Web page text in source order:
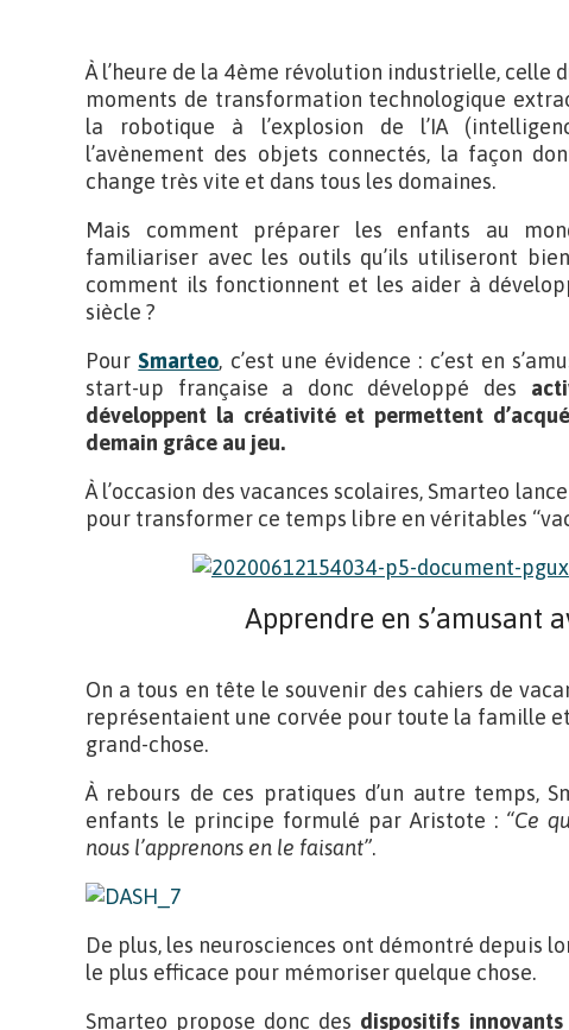
À l’heure de la 4ème révolution industrielle, celle
moments de transformation technologique
la robotique à l’explosion de l’IA
l’avènement des objets connectés, la façon
change très vite et dans tous les domaines.
Mais comment préparer les enfants au
familiariser avec les outils qu’ils utiliseront
comment ils fonctionnent et les aider à
siècle ?
PourSmarteo, c’est une évidence : c’est en
start-up française a donc développé des
développent la créativité et permettent
demain grâce au jeu.
À l’occasion des vacances scolaires, Smarteo
pour transformer ce temps libre en véritables
Apprendre en s’amusant
On a tous en tête le souvenir des cahiers de
représentaient une corvée pour toute la famille
grand-chose.
À rebours de ces pratiques d’un autre temps,
enfants le principe formulé par Aristote : “Ce
nous l’apprenons en le faisant”.
De plus, les neurosciences ont démontré depuis
le plus efficace pour mémoriser quelque chose.
Smarteo propose donc des dispositifs